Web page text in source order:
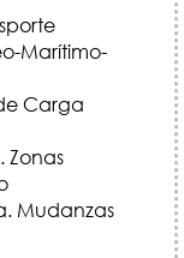
Marítimo-
Carga
Zonas
Mudanzas